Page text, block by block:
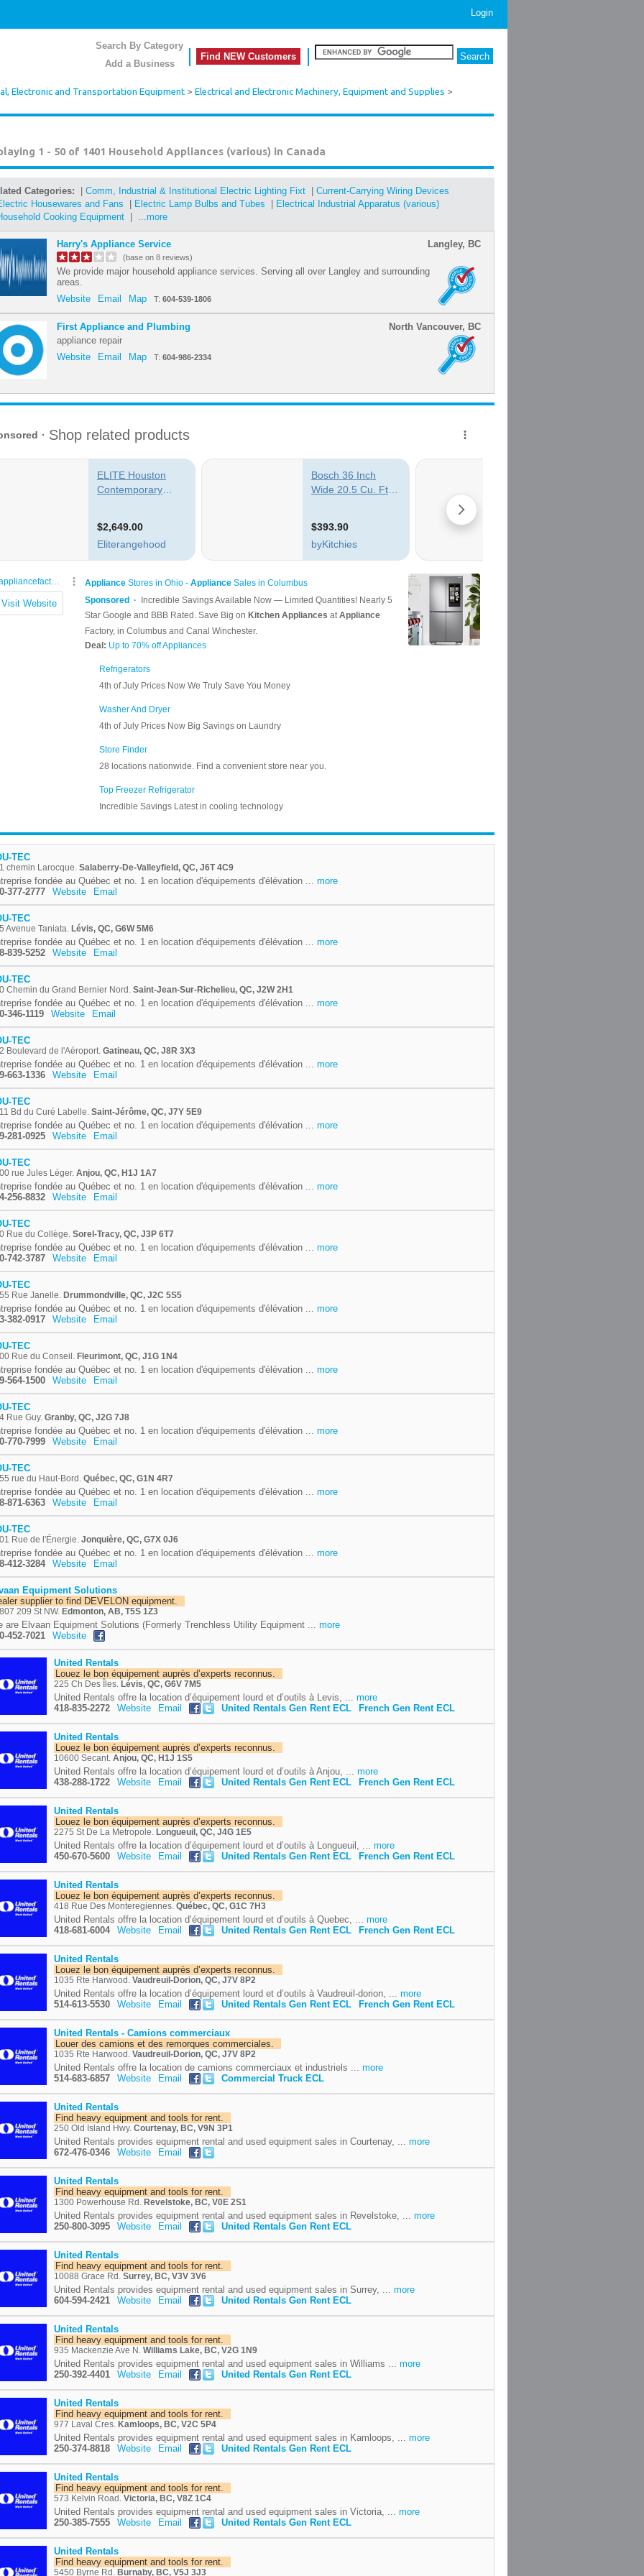
Login
Search By Category
Add a Business
Find NEW Customers
Electronic and Transportation Equipment > Electrical and Electronic Machinery, Equipment and Supplies >
1 - 50 of 1401 Household Appliances (various) in Canada
Categories: Comm, Industrial & Institutional Electric Lighting Fixt
Current-Carrying Wiring Devices
Housewares and Fans Electric Lamp Bulbs and Tubes
Electrical Industrial Apparatus (various)
Cooking Equipment ...more
Langley, BC
Harry's Appliance Service
(base on 8 reviews)
We provide major household appliance services. Serving all over Langley and surrounding
areas.
Website
Email Map T: 604-539-1806
North Vancouver, BC
First Appliance and Plumbing
appliance repair
Website
Email Map T: 604-986-2334
TEC
chemin Larocque. Salaberry-De-Valleyfield, QC, J6T 4C9
fondée au Québec et no. 1 en location d'équipements d'élévation ... more
377-2777
Website Email
TEC
Avenue Taniata. Lévis, QC, G6W 5M6
fondée au Québec et no. 1 en location d'équipements d'élévation ... more
839-5252
Website Email
TEC
Chemin du Grand Bernier Nord. Saint-Jean-Sur-Richelieu, QC, J2W 2H1
fondée au Québec et no. 1 en location d'équipements d'élévation ... more
346-1119
Website Email
TEC
Boulevard de l'Aéroport. Gatineau, QC, J8R 3X3
fondée au Québec et no. 1 en location d'équipements d'élévation ... more
663-1336
Website Email
TEC
Bd du Curé Labelle. Saint-Jérôme, QC, J7Y 5E9
fondée au Québec et no. 1 en location d'équipements d'élévation ... more
281-0925
Website Email
TEC
rue Jules Léger. Anjou, QC, H1J 1A7
fondée au Québec et no. 1 en location d'équipements d'élévation ... more
256-8832
Website Email
TEC
Rue du Collège. Sorel-Tracy, QC, J3P 6T7
fondée au Québec et no. 1 en location d'équipements d'élévation ... more
742-3787
Website Email
TEC
Rue Janelle. Drummondville, QC, J2C 5S5
fondée au Québec et no. 1 en location d'équipements d'élévation ... more
382-0917
Website Email
TEC
Rue du Conseil. Fleurimont, QC, J1G 1N4
fondée au Québec et no. 1 en location d'équipements d'élévation ... more
564-1500
Website Email
TEC
Rue Guy. Granby, QC, J2G 7J8
fondée au Québec et no. 1 en location d'équipements d'élévation ... more
770-7999
Website Email
TEC
rue du Haut-Bord. Québec, QC, G1N 4R7
fondée au Québec et no. 1 en location d'équipements d'élévation ... more
871-6363
Website Email
TEC
Rue de l'Énergie. Jonquière, QC, G7X 0J6
fondée au Québec et no. 1 en location d'équipements d'élévation ... more
412-3284
Website Email
Equipment Solutions
supplier to find DEVELON equipment.
209 St NW. Edmonton, AB, T5S 1Z3
are Elvaan Equipment Solutions (Formerly Trenchless Utility Equipment ... more
452-7021
Website
United Rentals
Louez le bon équipement auprès d’experts reconnus.
225 Ch Des Îles. Lévis, QC, G6V 7M5
United Rentals offre la location d’équipement lourd et d’outils à Levis, ... more
418-835-2272
Website Email United Rentals Gen Rent ECL French Gen Rent ECL
United Rentals
Louez le bon équipement auprès d’experts reconnus.
10600 Secant. Anjou, QC, H1J 1S5
United Rentals offre la location d’équipement lourd et d’outils à Anjou, ... more
438-288-1722
Website Email United Rentals Gen Rent ECL French Gen Rent ECL
United Rentals
Louez le bon équipement auprès d’experts reconnus.
2275 St De La Metropole. Longueuil, QC, J4G 1E5
United Rentals offre la location d’équipement lourd et d’outils à Longueuil, ... more
450-670-5600
Website Email United Rentals Gen Rent ECL French Gen Rent ECL
United Rentals
Louez le bon équipement auprès d’experts reconnus.
418 Rue Des Monteregiennes. Québec, QC, G1C 7H3
United Rentals offre la location d’équipement lourd et d’outils à Quebec, ... more
418-681-6004
Website Email United Rentals Gen Rent ECL French Gen Rent ECL
United Rentals
Louez le bon équipement auprès d’experts reconnus.
1035 Rte Harwood. Vaudreuil-Dorion, QC, J7V 8P2
United Rentals offre la location d’équipement lourd et d’outils à Vaudreuil-dorion, ... more
514-613-5530
Website Email United Rentals Gen Rent ECL French Gen Rent ECL
United Rentals - Camions commerciaux
Louer des camions et des remorques commerciales.
1035 Rte Harwood. Vaudreuil-Dorion, QC, J7V 8P2
United Rentals offre la location de camions commerciaux et industriels ... more
514-683-6857
Website Email Commercial Truck ECL
United Rentals
Find heavy equipment and tools for rent.
250 Old Island Hwy. Courtenay, BC, V9N 3P1
United Rentals provides equipment rental and used equipment sales in Courtenay, ... more
672-476-0346
Website Email
United Rentals
Find heavy equipment and tools for rent.
1300 Powerhouse Rd. Revelstoke, BC, V0E 2S1
United Rentals provides equipment rental and used equipment sales in Revelstoke, ... more
250-800-3095
Website Email United Rentals Gen Rent ECL
United Rentals
Find heavy equipment and tools for rent.
10088 Grace Rd. Surrey, BC, V3V 3V6
United Rentals provides equipment rental and used equipment sales in Surrey, ... more
604-594-2421
Website Email United Rentals Gen Rent ECL
United Rentals
Find heavy equipment and tools for rent.
935 Mackenzie Ave N. Williams Lake, BC, V2G 1N9
United Rentals provides equipment rental and used equipment sales in Williams ... more
250-392-4401
Website Email United Rentals Gen Rent ECL
United Rentals
Find heavy equipment and tools for rent.
977 Laval Cres. Kamloops, BC, V2C 5P4
United Rentals provides equipment rental and used equipment sales in Kamloops, ... more
250-374-8818
Website Email United Rentals Gen Rent ECL
United Rentals
Find heavy equipment and tools for rent.
573 Kelvin Road. Victoria, BC, V8Z 1C4
United Rentals provides equipment rental and used equipment sales in Victoria, ... more
250-385-7555
Website Email United Rentals Gen Rent ECL
United Rentals
Find heavy equipment and tools for rent.
5450 Byrne Rd. Burnaby, BC, V5J 3J3